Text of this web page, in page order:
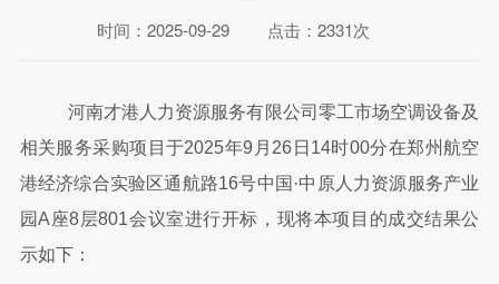
时间：2025-09-29 点击：2331次
河南才港人力资源服务有限公司零工市场空调设备及
相关服务采购项目于2025年9月26日14时00分在郑州航空
港经济综合实验区通航路16号中国·中原人力资源服务产业
园A座8层801会议室进行开标，现将本项目的成交结果公
示如下：